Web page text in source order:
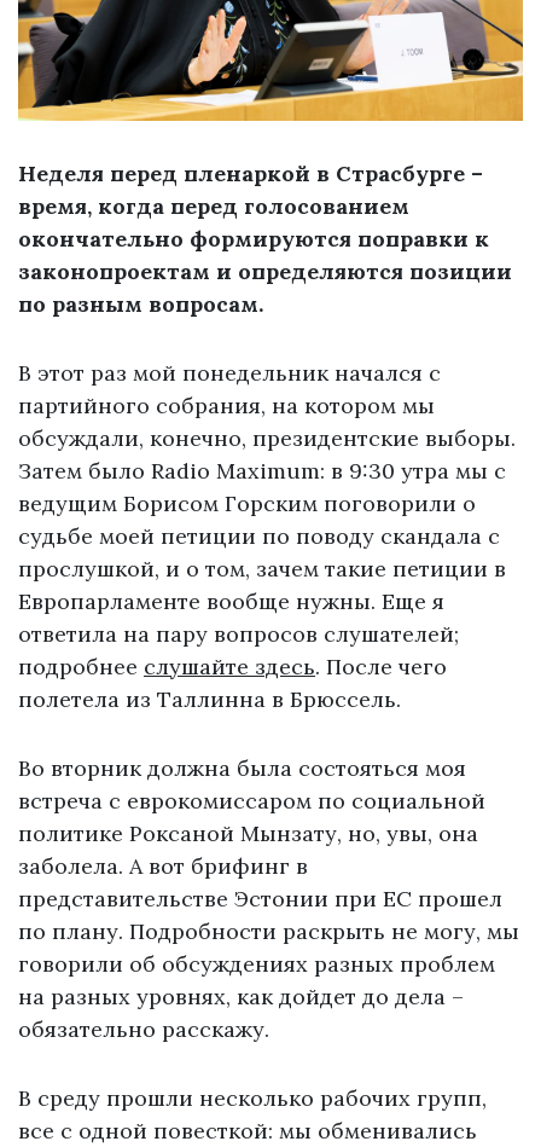
Неделя перед пленаркой в Страсбурге –
время, когда перед голосованием
окончательно формируются поправки к
законопроектам и определяются позиции
по разным вопросам.
В этот раз мой понедельник начался с
партийного собрания, на котором мы
обсуждали, конечно, президентские выборы.
Затем было Radio Maximum: в 9:30 утра мы с
ведущим Борисом Горским поговорили о
судьбе моей петиции по поводу скандала с
прослушкой, и о том, зачем такие петиции в
Европарламенте вообще нужны. Еще я
ответила на пару вопросов слушателей;
подробнее слушайте здесь. После чего
полетела из Таллинна в Брюссель.
Во вторник должна была состояться моя
встреча с еврокомиссаром по социальной
политике Роксаной Мынзату, но, увы, она
заболела. А вот брифинг в
представительстве Эстонии при ЕС прошел
по плану. Подробности раскрыть не могу, мы
говорили об обсуждениях разных проблем
на разных уровнях, как дойдет до дела –
обязательно расскажу.
В среду прошли несколько рабочих групп,
все с одной повесткой: мы обменивались